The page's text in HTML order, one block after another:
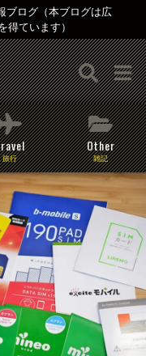
ブログ（本ブログは広
得ています）
旅行
Other
雑記